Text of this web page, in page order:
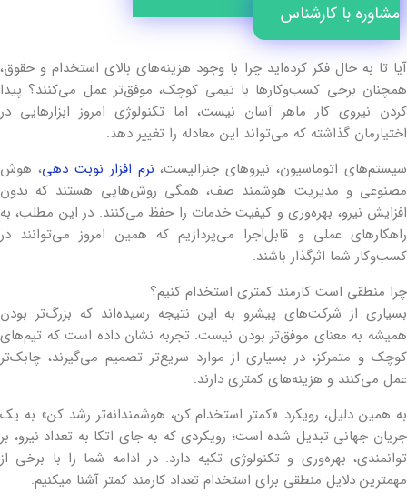
مشاوره با کارشناس
آیا تا به حال فکر کرده‌اید چرا با وجود هزینه‌های بالای استخدام و حقوق،
همچنان برخی کسب‌وکارها با تیمی کوچک، موفق‌تر عمل می‌کنند؟ پیدا
کردن نیروی کار ماهر آسان نیست، اما تکنولوژی امروز ابزارهایی در
اختیارمان گذاشته که می‌تواند این معادله را تغییر دهد.
سیستم‌های اتوماسیون، نیروهای جنرالیست، نرم افزار نوبت دهی، هوش
مصنوعی و مدیریت هوشمند صف، همگی روش‌هایی هستند که بدون
افزایش نیرو، بهره‌وری و کیفیت خدمات را حفظ می‌کنند. در این مطلب، به
راهکارهای عملی و قابل‌اجرا می‌پردازیم که همین امروز می‌توانند در
کسب‌وکار شما اثرگذار باشند.
چرا منطقی است کارمند کمتری استخدام کنیم؟
بسیاری از شرکت‌های پیشرو به این نتیجه رسیده‌اند که بزرگ‌تر بودن
همیشه به معنای موفق‌تر بودن نیست. تجربه نشان داده است که تیم‌های
کوچک و متمرکز، در بسیاری از موارد سریع‌تر تصمیم می‌گیرند، چابک‌تر
عمل می‌کنند و هزینه‌های کمتری دارند.
به همین دلیل، رویکرد «کمتر استخدام کن، هوشمندانه‌تر رشد کن» به یک
جریان جهانی تبدیل شده است؛ رویکردی که به جای اتکا به تعداد نیرو، بر
توانمندی، بهره‌وری و تکنولوژی تکیه دارد. در ادامه شما را با برخی از
مهمترین دلایل منطقی برای استخدام تعداد کارمند کمتر آشنا می‎کنیم: